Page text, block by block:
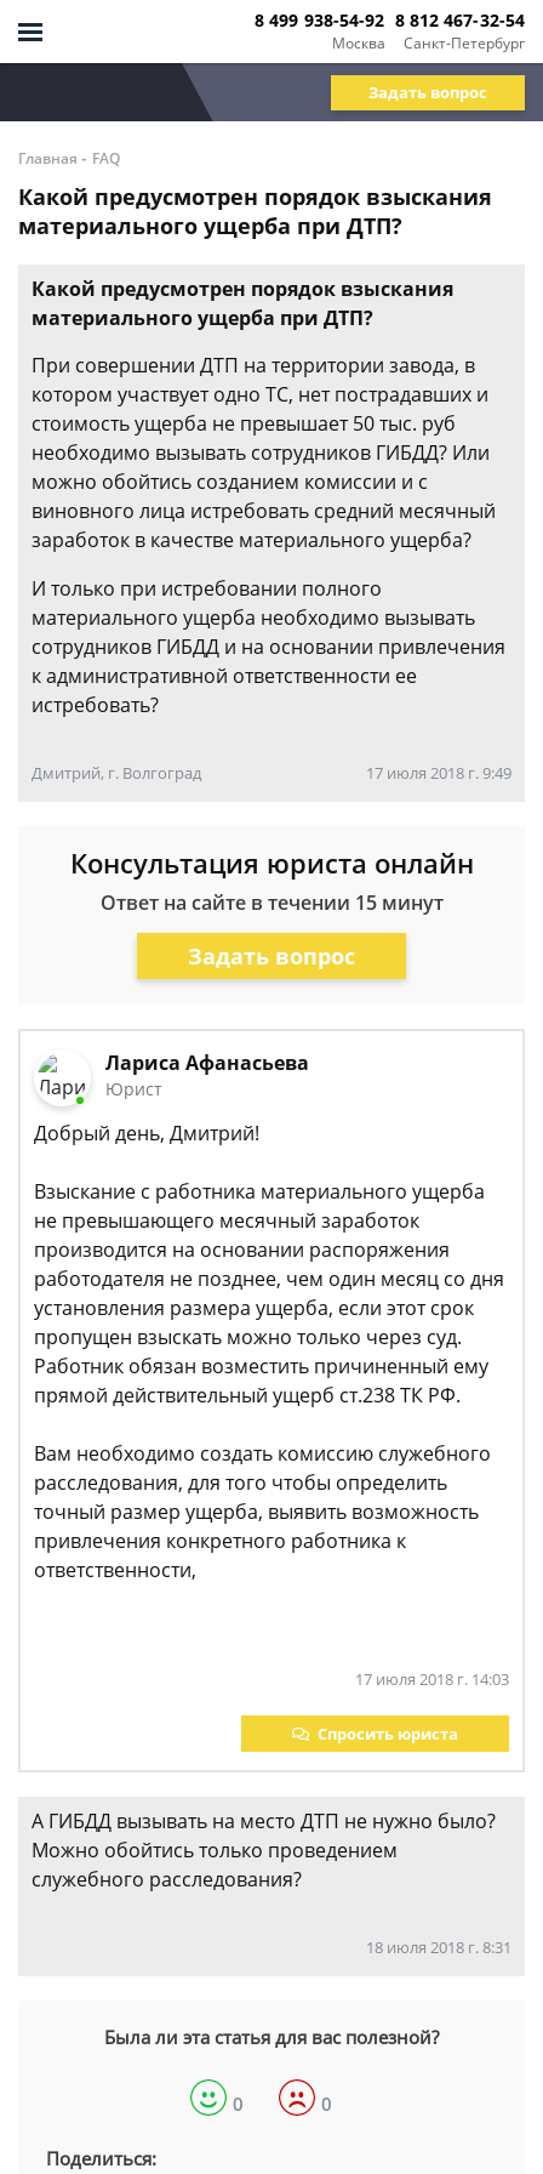
Москва
8 499 938-54-92
Санкт-Петербург
8 812 467-32-54
Задать вопрос
Главная - FAQ
Какой предусмотрен порядок взыскания
материального ущерба при ДТП?
Какой предусмотрен порядок взыскания
материального ущерба при ДТП?
При совершении ДТП на территории завода, в
котором участвует одно ТС, нет пострадавших и
стоимость ущерба не превышает 50 тыс. руб
необходимо вызывать сотрудников ГИБДД? Или
можно обойтись созданием комиссии и с
виновного лица истребовать средний месячный
заработок в качестве материального ущерба?
И только при истребовании полного
материального ущерба необходимо вызывать
сотрудников ГИБДД и на основании привлечения
к административной ответственности ее
истребовать?
Дмитрий, г. Волгоград 17 июля 2018 г. 9:49
Консультация юриста онлайн
Ответ на сайте в течении 15 минут
Задать вопрос
Лариса Афанасьева
Юрист
Добрый день, Дмитрий!
Взыскание с работника материального ущерба
не превышающего месячный заработок
производится на основании распоряжения
работодателя не позднее, чем один месяц со дня
установления размера ущерба, если этот срок
пропущен взыскать можно только через суд.
Работник обязан возместить причиненный ему
прямой действительный ущерб ст.238 ТК РФ.
Вам необходимо создать комиссию служебного
расследования, для того чтобы определить
точный размер ущерба, выявить возможность
привлечения конкретного работника к
ответственности,
17 июля 2018 г. 14:03
Спросить юриста
А ГИБДД вызывать на место ДТП не нужно было?
Можно обойтись только проведением
служебного расследования?
18 июля 2018 г. 8:31
Была ли эта статья для вас полезной?
0 0
Поделиться: